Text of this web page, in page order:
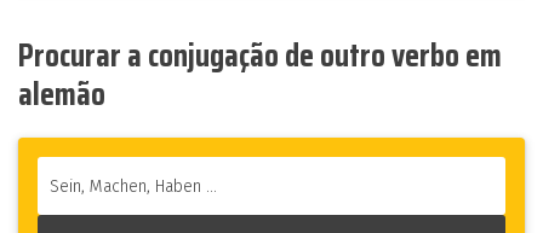
Procurar a conjugação de outro verbo em
alemão